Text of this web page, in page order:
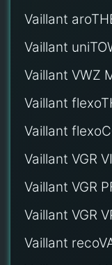
Vaillant
Vaillant
Vaillant VWZ
Vaillant
Vaillant
Vaillant VGR
Vaillant VGR
Vaillant VGR
Vaillant